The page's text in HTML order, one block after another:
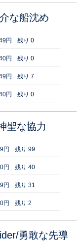
な船沈め
円 残り 0
円 残り 0
円 残り 7
円 残り 0
聖な協力
円 残り 99
円 残り 40
円 残り 31
円 残り 2
勇敢な先導